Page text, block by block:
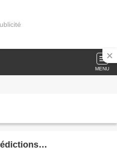
MENU